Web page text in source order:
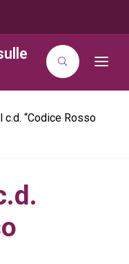
T
c.d. “Codice Rosso